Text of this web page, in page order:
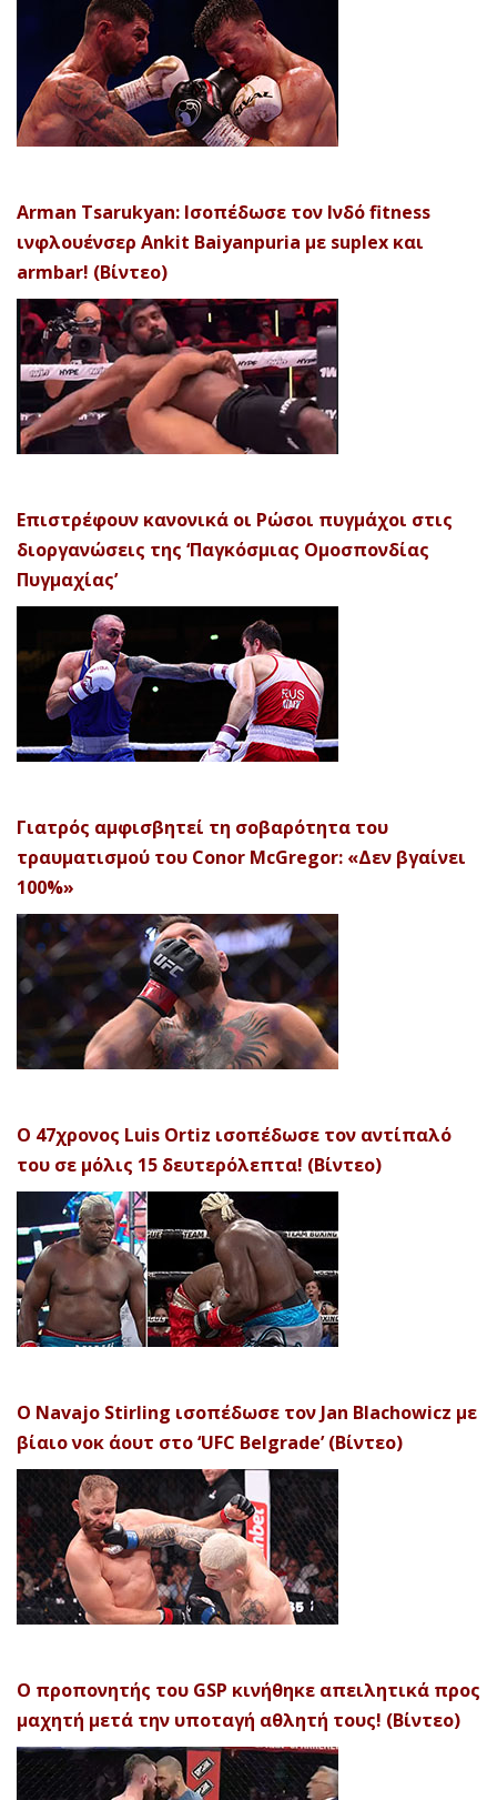
Arman Tsarukyan: Ισοπέδωσε τον Ινδό fitness
ινφλουένσερ Ankit Baiyanpuria με suplex και
armbar! (Βίντεο)
Επιστρέφουν κανονικά οι Ρώσοι πυγμάχοι στις
διοργανώσεις της ‘Παγκόσμιας Ομοσπονδίας
Πυγμαχίας’
Γιατρός αμφισβητεί τη σοβαρότητα του
τραυματισμού του Conor McGregor: «Δεν βγαίνει
100%»
Ο 47χρονος Luis Ortiz ισοπέδωσε τον αντίπαλό
του σε μόλις 15 δευτερόλεπτα! (Βίντεο)
Ο Navajo Stirling ισοπέδωσε τον Jan Blachowicz με
βίαιο νοκ άουτ στο ‘UFC Belgrade’ (Βίντεο)
Ο προπονητής του GSP κινήθηκε απειλητικά προς
μαχητή μετά την υποταγή αθλητή τους! (Βίντεο)